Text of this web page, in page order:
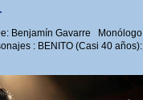
Benjamín Gavarre Monólogo
: BENITO (Casi 40 años):